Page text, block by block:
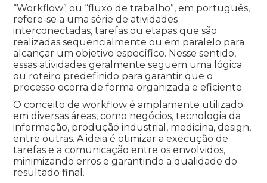
“Workflow” ou “fluxo de trabalho”, em português,
refere-se a uma série de atividades
interconectadas, tarefas ou etapas que são
realizadas sequencialmente ou em paralelo para
alcançar um objetivo específico. Nesse sentido,
essas atividades geralmente seguem uma lógica
ou roteiro predefinido para garantir que o
processo ocorra de forma organizada e eficiente.
O conceito de workflow é amplamente utilizado
em diversas áreas, como negócios, tecnologia da
informação, produção industrial, medicina, design,
entre outras. A ideia é otimizar a execução de
tarefas e a comunicação entre os envolvidos,
minimizando erros e garantindo a qualidade do
resultado final.